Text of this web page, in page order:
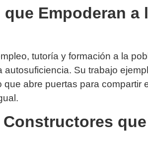
Empoderan a
tutoría y formación a la
autosuficiencia. Su trabajo
que abre puertas para compartir